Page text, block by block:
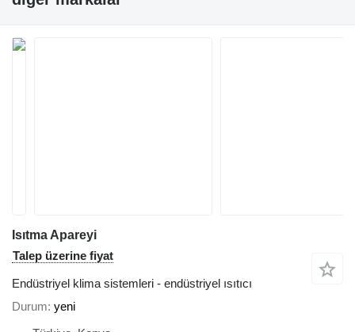
Isıtma Apareyi
Talep üzerine fiyat
Endüstriyel klima sistemleri - endüstriyel ısıtıcı
Durum yeni